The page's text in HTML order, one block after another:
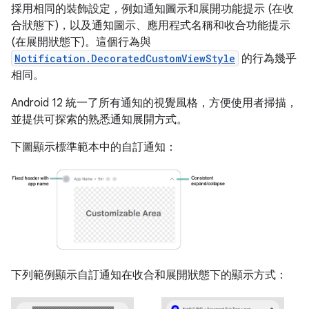
採用相同的裝飾設定，例如通知圖示和展開功能提示 (在收
合狀態下)，以及通知圖示、應用程式名稱和收合功能提示
(在展開狀態下)。這個行為與
Notification.DecoratedCustomViewStyle 的行為幾乎
相同。
Android 12 統一了所有通知的視覺風格，方便使用者掃描，
並提供可探索的熟悉通知展開方式。
下圖顯示標準範本中的自訂通知：
下列範例顯示自訂通知在收合和展開狀態下的顯示方式：